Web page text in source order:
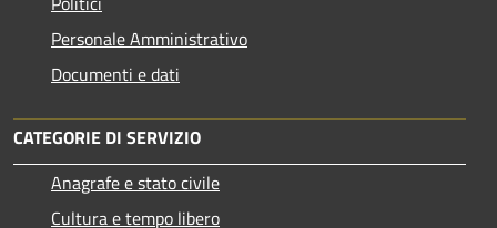
Personale Amministrativo
Documenti e dati
CATEGORIE DI SERVIZIO
Anagrafe e stato civile
Cultura e tempo libero